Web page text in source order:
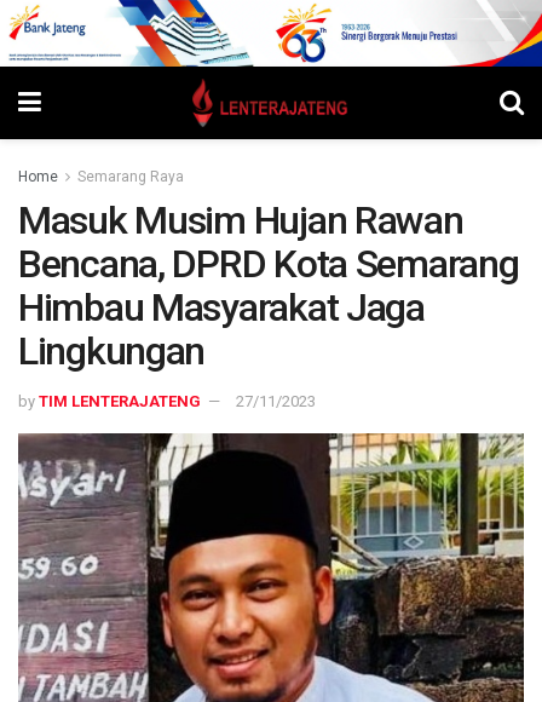
Home Semarang Raya
Masuk Musim Hujan Rawan
Bencana, DPRD Kota Semarang
Himbau Masyarakat Jaga
Lingkungan
by TIM LENTERAJATENG 27/11/2023